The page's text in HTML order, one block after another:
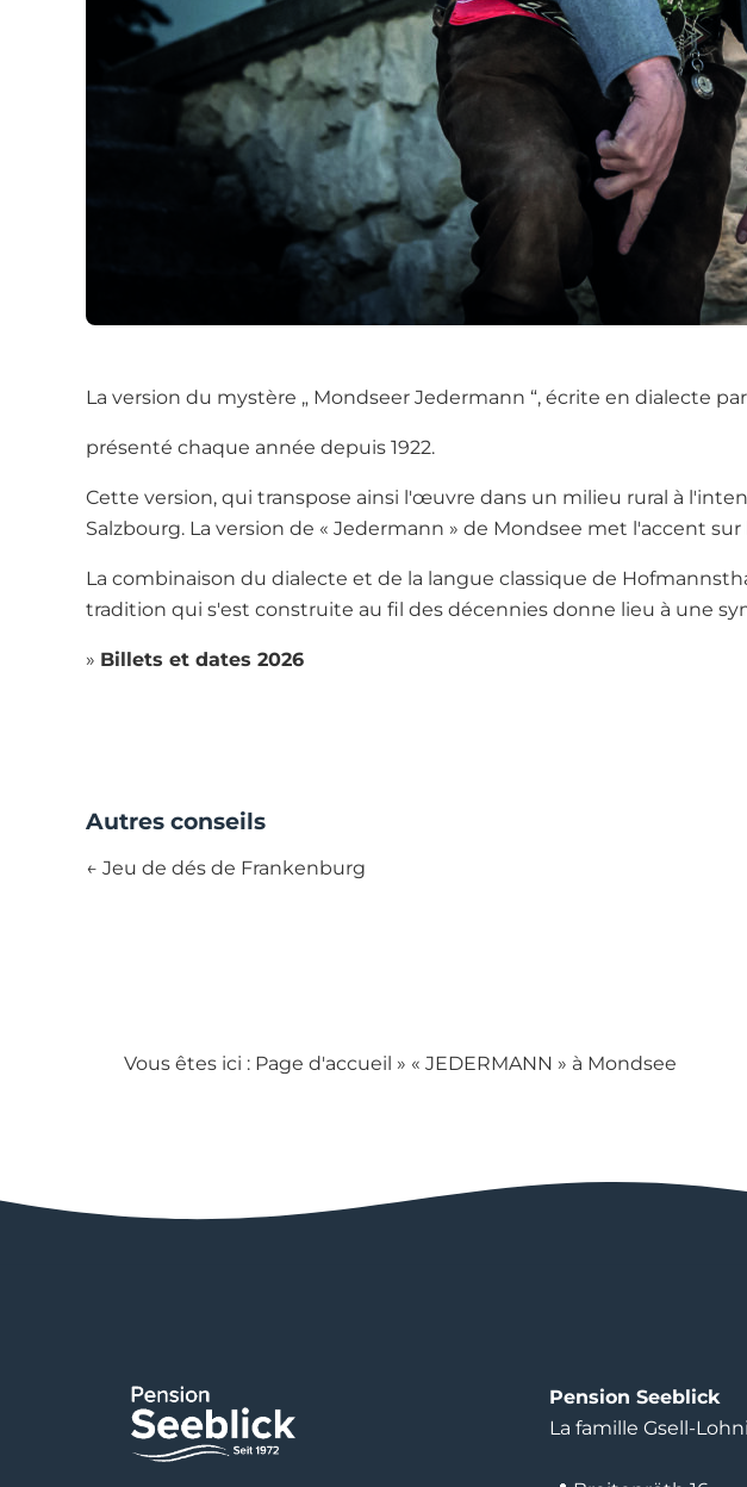
La version du mystère „ Mondseer Jedermann “, écrite en dialecte
présenté chaque année depuis 1922.
Cette version, qui transpose ainsi l'œuvre dans un milieu rural à
Salzbourg. La version de « Jedermann » de Mondsee met l'accent
La combinaison du dialecte et de la langue classique de
tradition qui s'est construite au fil des décennies donne lieu à une
» Billets et dates 2026
Autres conseils
← Jeu de dés de Frankenburg
Vous êtes ici : Page d'accueil » « JEDERMANN » à Mondsee
Pension Seeblick
La famille Gsell-